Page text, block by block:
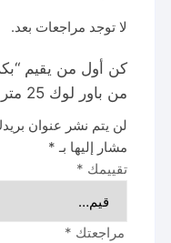
لا توجد مراجعات بعد.
من باور لوك 25 متر – 3500 وات”
لن يتم نشر عنوان
مشار إليها بـ *
تقييمك *
مراجعتك *